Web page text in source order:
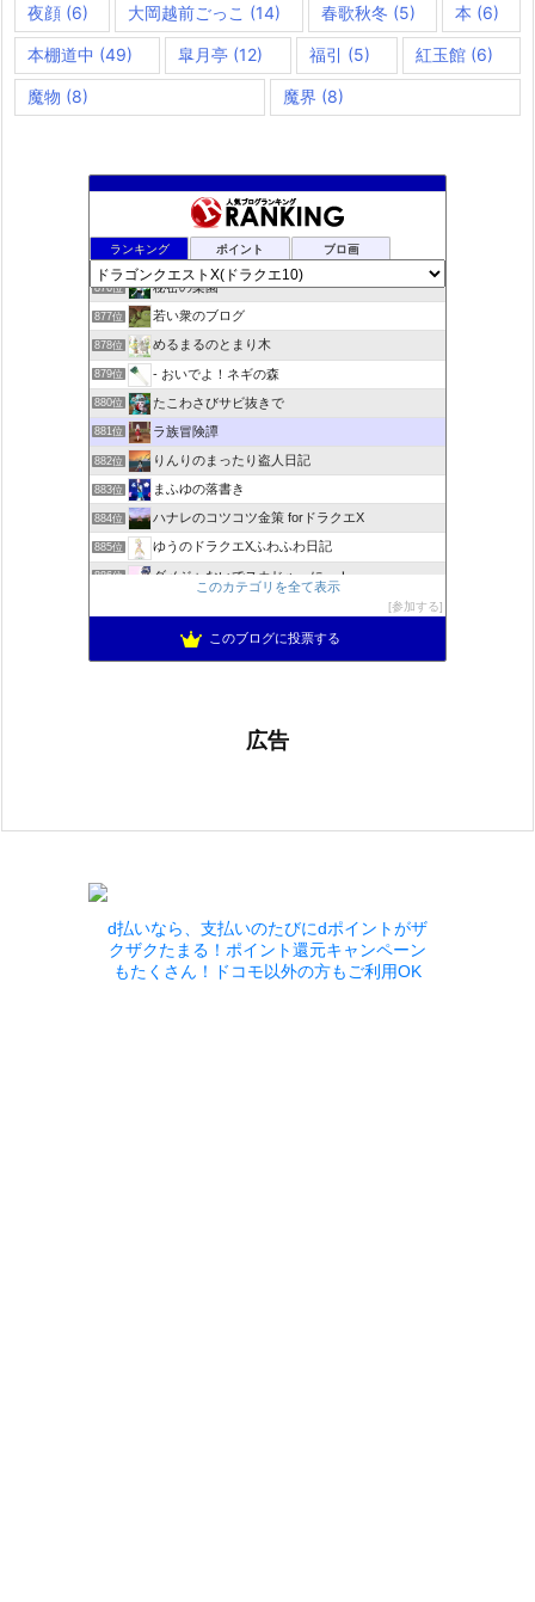
夜顔 (6) 大岡越前ごっこ (14) 春歌秋冬 (5) 本 (6)
本棚道中 (49) 皐月亭 (12) 福引 (5) 紅玉館(6)
魔物 (8) 魔界 (8)
ランキング ポイント ブロ画
夢路電信草紙
875位 ドラクエＸプラス
876位 秘密の楽園
877位 若い衆のブログ
878位 めるまるのとまり木
879位 - おいでよ！ネギの森
880位 たこわさびサビ抜きで
881位 ラ族冒険譚
882位 りんりのまったり盗人日記
883位 まふゆの落書き
884位 ハナレのコツコツ金策 forドラクエX
885位 ゆうのドラクエXふわふわ日記
886位 ダメジャないでスカじゃーにー！
ドラクエ10 ぱふぱふ日記
このカテゴリを全て表示
参加する
このブログに投票する
広告
d払いなら、支払いのたびにdポイントがザ
クザクたまる！ポイント還元キャンペーン
もたくさん！ドコモ以外の方もご利用OK